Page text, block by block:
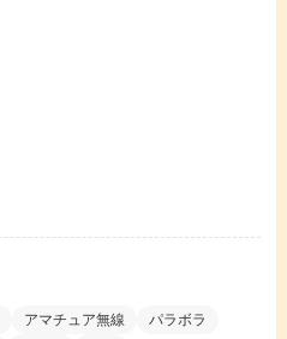
アマチュア無線
パラボラ